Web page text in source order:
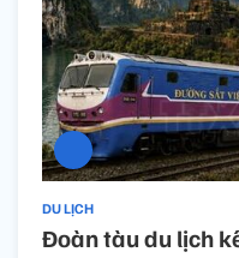
DU LỊCH
Đ​​oàn tàu du lịch